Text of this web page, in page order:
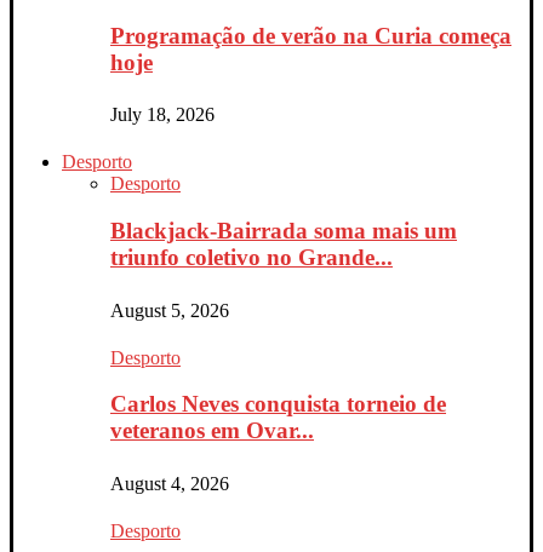
Programação de verão na Curia começa
hoje
July 18, 2026
Desporto
Desporto
Blackjack-Bairrada soma mais um
triunfo coletivo no Grande...
August 5, 2026
Desporto
Carlos Neves conquista torneio de
veteranos em Ovar...
August 4, 2026
Desporto